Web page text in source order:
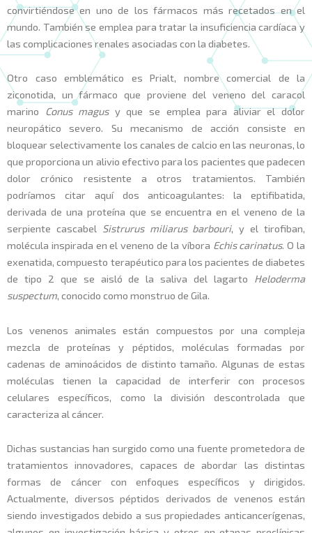
convirtiéndose en uno de los fármacos más recetados en el
mundo. También se emplea para tratar la insuficiencia cardíaca y
las complicaciones renales asociadas con la diabetes.
Otro caso emblemático es Prialt, nombre comercial de la
ziconotida, un fármaco que proviene del veneno del caracol
marino Conus magusy que se emplea para aliviar el dolor
neuropático severo. Su mecanismo de acción consiste en
bloquear selectivamente los canales de calcio en las neuronas, lo
que proporciona un alivio efectivo para los pacientes que padecen
dolor crónico resistente a otros tratamientos. También
podríamos citar aquí dos anticoagulantes: la eptifibatida,
derivada de una proteína que se encuentra en el veneno de la
serpiente cascabel
Sistrurus miliarus barbouri, y el tirofiban,
molécula inspirada en el veneno de la víbora Echis carinatus. O la
exenatida, compuesto terapéutico para los pacientes de diabetes
de tipo 2 que se aisló de la saliva del lagarto Heloderma
suspectum, conocido como monstruo de Gila.
Los venenos animales están compuestos por una compleja
mezcla de proteínas y péptidos, moléculas formadas por
cadenas de aminoácidos de distinto tamaño. Algunas de estas
moléculas tienen la capacidad de interferir con procesos
celulares específicos, como la división descontrolada que
caracteriza al cáncer.
Dichas sustancias han surgido como una fuente prometedora de
tratamientos innovadores, capaces de abordar las distintas
formas de cáncer con enfoques específicos y dirigidos.
Actualmente, diversos péptidos derivados de venenos están
siendo investigados debido a sus propiedades anticancerígenas,